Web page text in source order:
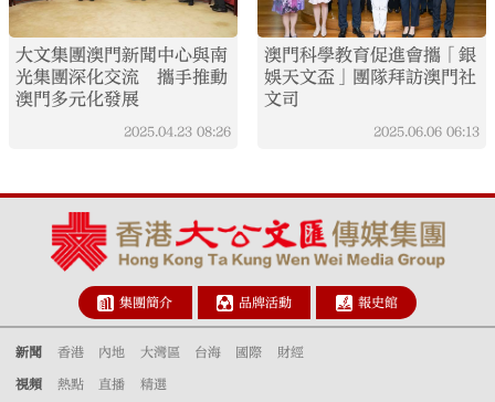
大文集團澳門新聞中心與南
光集團深化交流 攜手推動
澳門多元化發展
2025.04.23 08:26
澳門科學教育促進會攜「銀
娛天文盃」團隊拜訪澳門社
文司
2025.06.06 06:13
集團簡介 品牌活動 報史館
新聞 香港 內地 大灣區 台海 國際 財經
視頻 熱點 直播 精選